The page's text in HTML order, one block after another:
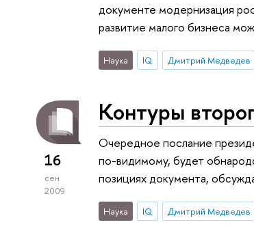
документе модернизация
развитие малого бизнеса
Наука IQ Дмитрий Медведев
16
сен
2009
Контуры
Очередное послание
по-видимому, будет
позициях документа,
Наука IQ Дмитрий Медведев